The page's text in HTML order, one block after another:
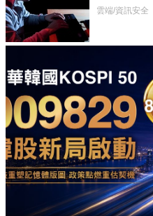
癱瘓全球！
雲端/資訊安全